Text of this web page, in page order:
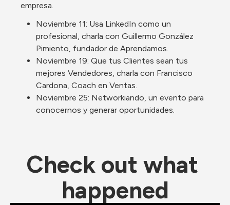
empresa.
Noviembre 11: Usa LinkedIn como un
profesional, charla con Guillermo González
Pimiento, fundador de Aprendamos.
Noviembre 19: Que tus Clientes sean tus
mejores Vendedores, charla con Francisco
Cardona, Coach en Ventas.
Noviembre 25: Networkiando, un evento para
conocernos y generar oportunidades.
Check out what
happened